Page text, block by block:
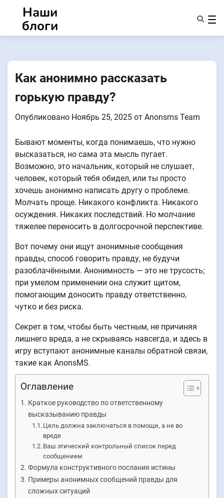
Перейти
содержанию
Наши
блоги
О Нас
Как анонимно рассказать
горькую правду?
Опубликовано Ноябрь 25, 2025 от Anonsms Team
Бывают моменты, когда понимаешь, что нужно
высказаться, но сама эта мысль пугает.
Возможно, это начальник, который не слушает,
человек, который тебя обидел, или ты просто
хочешь анонимно написать другу о проблеме.
Молчать проще. Никакого конфликта. Никакого
осуждения. Никаких последствий. Но молчание
тяжелее переносить в долгосрочной перспективе.
Вот почему они ищут анонимные сообщения
правды, способ говорить правду, не будучи
разоблачёнными. Анонимность — это не трусость;
при умелом применении она служит щитом,
помогающим доносить правду ответственно,
чутко и без риска.
Секрет в том, чтобы быть честным, не причиняя
лишнего вреда, а не скрываясь навсегда, и здесь в
игру вступают анонимные каналы обратной связи,
такие как AnonsMS.
Оглавление
Краткое руководство по ответственному
высказыванию правды
Цель должна заключаться в помощи, а не во
вреде
Ваш этический контрольный список перед
сообщением
Формула конструктивного послания истины
Примеры анонимных сообщений правды для
сложных ситуаций